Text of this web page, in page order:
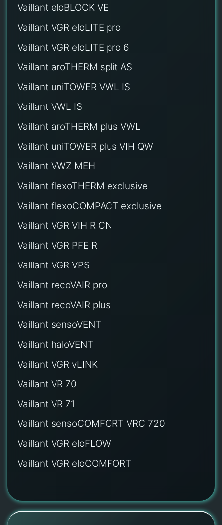
Vaillant eloBLOCK VE
Vaillant VGR eloLITE pro
Vaillant VGR eloLITE pro 6
Vaillant aroTHERM split AS
Vaillant uniTOWER VWL IS
Vaillant VWL IS
Vaillant aroTHERM plus VWL
Vaillant uniTOWER plus VIH QW
Vaillant VWZ MEH
Vaillant flexoTHERM exclusive
Vaillant flexoCOMPACT exclusive
Vaillant VGR VIH R CN
Vaillant VGR PFE R
Vaillant VGR VPS
Vaillant recoVAIR pro
Vaillant recoVAIR plus
Vaillant sensoVENT
Vaillant haloVENT
Vaillant VGR vLINK
Vaillant VR 70
Vaillant VR 71
Vaillant sensoCOMFORT VRC 720
Vaillant VGR eloFLOW
Vaillant VGR eloCOMFORT